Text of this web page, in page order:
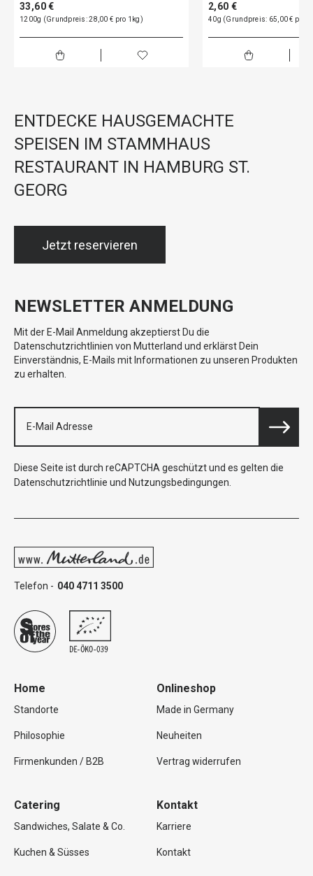
33,60 €
1200g (Grundpreis: 28,00 € pro 1kg)
2,60 €
40g (Grundpreis: 65,00 € pro
ENTDECKE HAUSGEMACHTE
SPEISEN IM STAMMHAUS
RESTAURANT IN HAMBURG ST.
GEORG
Jetzt reservieren
NEWSLETTER ANMELDUNG
Mit der E-Mail Anmeldung akzeptierst Du die
Datenschutzrichtlinien von Mutterland und erklärst Dein
Einverständnis, E-Mails mit Informationen zu unseren Produkten
zu erhalten.
Diese Seite ist durch reCAPTCHA geschützt und es gelten die
Datenschutzrichtlinie und Nutzungsbedingungen
Telefon - 040 4711 3500
Home
Standorte
Philosophie
Firmenkunden / B2B
Onlineshop
Made in Germany
Neuheiten
Vertrag widerrufen
Catering
Sandwiches, Salate & Co.
Kuchen & Süsses
Kontakt
Karriere
Kontakt